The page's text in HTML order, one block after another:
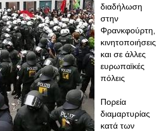
διαδήλωση
στην
Φρανκφούρτη,
κινητοποιήσεις
και σε άλλες
ευρωπαϊκές
πόλεις
Πορεία
διαμαρτυρίας
κατά των